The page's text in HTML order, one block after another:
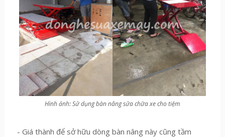
Hình ảnh: Sử dụng bàn nâng sửa chữa xe cho tiệm
- Giá thành để sở hữu dòng bàn nâng này cũng tầm